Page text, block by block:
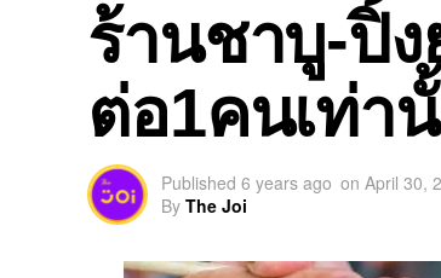
ร้านชาบู-ปิ้ง
ต่อ1คนเท่า
Published 6 years ago on April 30,
By The Joi